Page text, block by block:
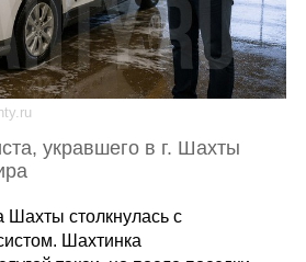
Инфо
Карты
укравшего в г. Шахты
Шахты столкнулась с
Шахтинка